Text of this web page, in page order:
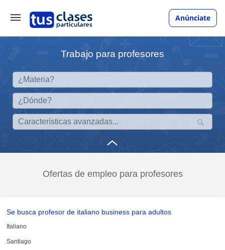
Anúnciate
Trabajo para profesores
Ofertas de empleo para profesores
Se busca profesor de italiano business para adultos
Italiano
Santiago